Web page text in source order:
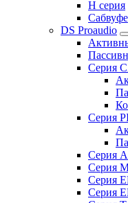
H серия
DS Proaudio
Серия
Серия
Серия
Серия
Серия
Серия